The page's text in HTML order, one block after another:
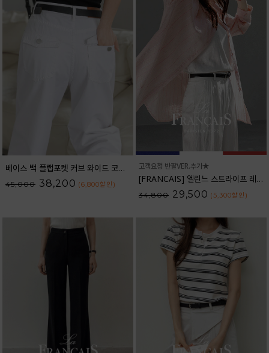
베이스 백 플랩포켓 커브 와이드 코튼팬츠_61PT2527
45,000 38,200 (6,800할인 )
고객요청 반팔VER.추가★
[FRANCAIS] 엘린느 스트라이프 레이온 셔츠_F6S261SH
34,800 29,500 (5,300할인 )